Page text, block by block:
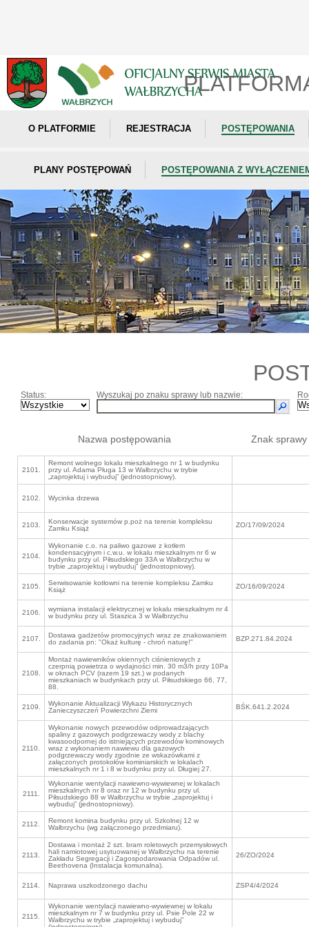
O PLATFORMIE REJESTRACJA POSTĘPOWANIA
PLANY POSTĘPOWAŃ POSTĘPOWANIA Z
Status: Wyszukaj po znaku sprawy lub nazwie:
Nazwa postępowania Znak sprawy
2101.
Remont wolnego lokalu mieszkalnego nr 1 w budynku
przy ul. Adama Pługa 13 w Wałbrzychu w trybie
„zaprojektuj i wybuduj” (jednostopniowy).
2102. Wycinka drzewa
2103.
Konserwacje systemów p.poż na terenie kompleksu
Zamku Książ
ZO/17/09/2024
2104.
Wykonanie c.o. na paliwo gazowe z kotłem
kondensacyjnym i c.w.u. w lokalu mieszkalnym nr 6 w
budynku przy ul. Piłsudskiego 33A w Wałbrzychu w
trybie „zaprojektuj i wybuduj” (jednostopniowy).
2105.
Serwisowanie kotłowni na terenie kompleksu Zamku
Książ
ZO/16/09/2024
2106.
wymiana instalacji elektrycznej w lokalu mieszkalnym nr 4
w budynku przy ul. Staszica 3 w Wałbrzychu
2107.
Dostawa gadżetów promocyjnych wraz ze znakowaniem
do zadania pn: "Okaż kulturę - chroń naturę!"
BZP.271.84.2024
2108.
Montaż nawiewników okiennych ciśnieniowych z
czerpnią powietrza o wydajności min. 30 m3/h przy 10Pa
w oknach PCV (razem 19 szt.) w podanych
mieszkaniach w budynkach przy ul. Piłsudskiego 66, 77,
88.
2109.
Wykonanie Aktualizacji Wykazu Historycznych
Zanieczyszczeń Powierzchni Ziemi
BŚK.641.2.2024
2110.
Wykonanie nowych przewodów odprowadzających
spaliny z gazowych podgrzewaczy wody z blachy
kwasoodpornej do istniejących przewodów kominowych
wraz z wykonaniem nawiewu dla gazowych
podgrzewaczy wody zgodnie ze wskazówkami z
załączonych protokołów kominiarskich w lokalach
mieszkalnych nr 1 i 8 w budynku przy ul. Długiej 27.
2111.
Wykonanie wentylacji nawiewno-wywiewnej w lokalach
mieszkalnych nr 8 oraz nr 12 w budynku przy ul.
Piłsudskiego 88 w Wałbrzychu w trybie „zaprojektuj i
wybuduj” (jednostopniowy).
2112.
Remont komina budynku przy ul. Szkolnej 12 w
Wałbrzychu (wg załączonego przedmiaru).
2113.
Dostawa i montaż 2 szt. bram roletowych przemysłowych
hali namiotowej usytuowanej w Wałbrzychu na terenie
Zakładu Segregacji i Zagospodarowania Odpadów ul.
Beethovena (Instalacja komunalna).
26/ZO/2024
2114. Naprawa uszkodzonego dachu ZSP4/4/2024
2115.
Wykonanie wentylacji nawiewno-wywiewnej w lokalu
mieszkalnym nr 7 w budynku przy ul. Psie Pole 22 w
Wałbrzychu w trybie „zaprojektuj i wybuduj”